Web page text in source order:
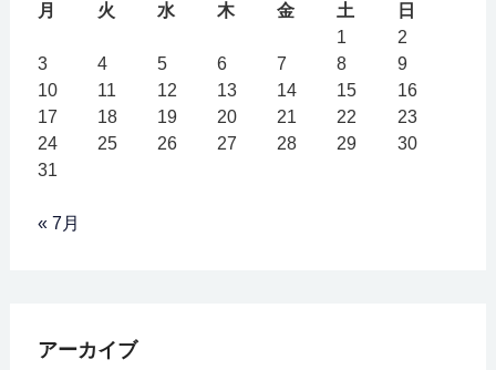
月
火 水 木 金 土
日
1
2
3
4 5 6 7 8
9
10
11 12 13 14 15
16
17
18 19 20 21 22
23
24
25 26 27 28 29
30
31
« 7月
アーカイブ